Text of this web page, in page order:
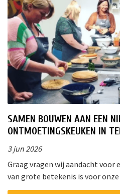
SAMEN BOUWEN AAN EEN
ONTMOETINGSKEUKEN IN
3 jun 2026
Graag vragen wij aandacht voor
van grote betekenis is voor
!Triggr en SPAN vormen